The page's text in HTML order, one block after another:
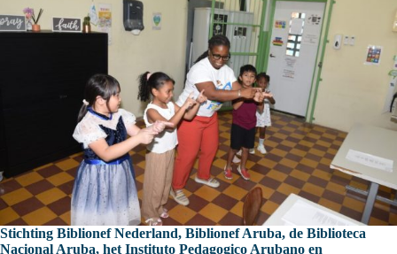
Stichting Biblionef Nederland, Biblionef Aruba, de Biblioteca
Nacional Aruba, het Instituto Pedagogico Arubano en